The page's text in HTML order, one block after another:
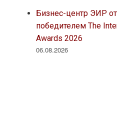
Бизнес-центр ЭИР от
победителем The
Awards 2026
06.08.2026